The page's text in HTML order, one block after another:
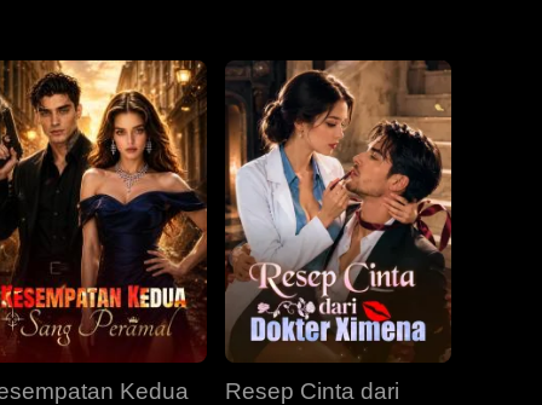
EP 34 EP 35 EP 36
EP 37 EP 38
EP 40
Kedua
Resep Cinta dari